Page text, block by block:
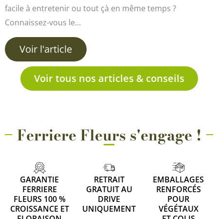
facile à entretenir ou tout çà en même temps ?
Connaissez-vous le…
Voir l'article
Voir tous nos articles & conseils
Ferriere Fleurs s'engage !
GARANTIE
FERRIERE
FLEURS 100 %
CROISSANCE ET
RETRAIT
GRATUIT AU
DRIVE
UNIQUEMENT
EMBALLAGES
RENFORCÉS
POUR
VÉGÉTAUX